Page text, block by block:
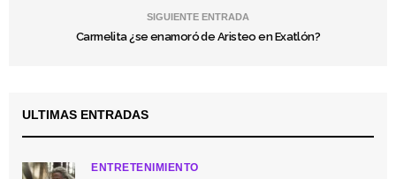
SIGUIENTE ENTRADA
Carmelita ¿se enamoró de Aristeo en Exatlón?
ULTIMAS ENTRADAS
ENTRETENIMIENTO